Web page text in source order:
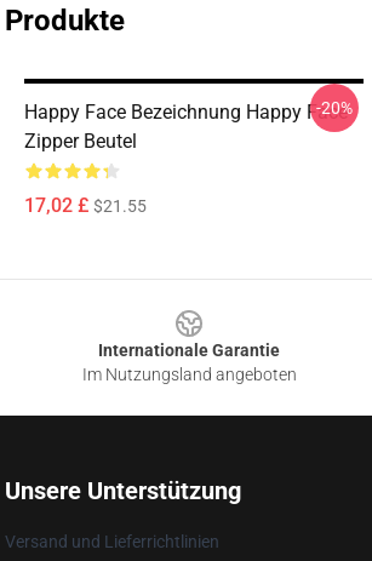
Happy Face Bezeichnung Happy Face
Zipper Beutel
17,02 £ $21.55
-20%
Internationale Garantie
Im Nutzungsland angeboten
Unsere Unterstützung
Versand und Lieferrichtlinien